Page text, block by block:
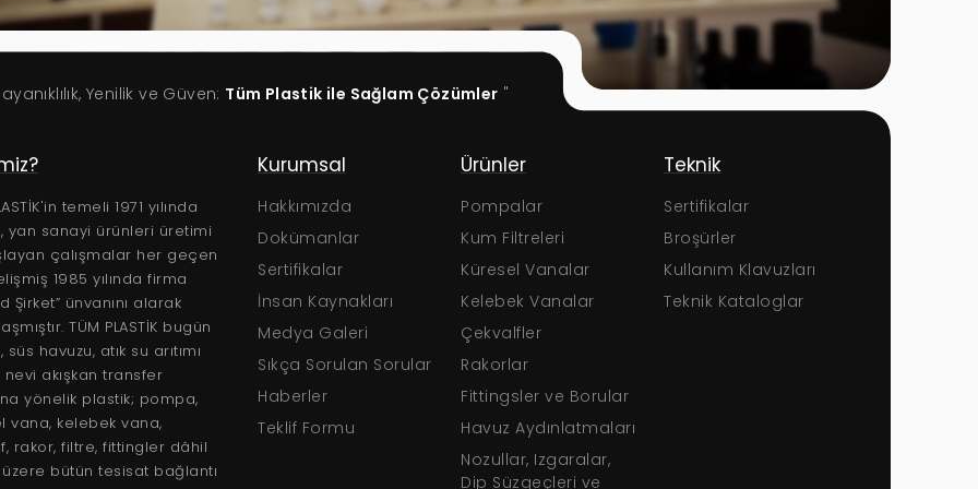
Yenilik ve Güven: Tüm Plastik ile Sağlam Çözümler "
temeli 1971 yılında
yan sanayi ürünleri üretimi
çalışmalar her geçen
1985 yılında firma
Şirket” ünvanını alarak
TÜM PLASTİK bugün
havuzu, atık su arıtımı
akışkan transfer
yönelik plastik; pompa,
vana, kelebek vana,
rakor, filtre, fittingler dâhil
bütün tesisat bağlantı
Teknik
Sertifikalar
Broşürler
Kullanım Klavuzları
Teknik Kataloglar
Kurumsal
Hakkımızda
Dokümanlar
Sertifikalar
İnsan Kaynakları
Medya Galeri
Sıkça Sorulan Sorular
Haberler
Teklif Formu
Ürünler
Pompalar
Kum Filtreleri
Küresel Vanalar
Kelebek Vanalar
Çekvalfler
Rakorlar
Fittingsler ve Borular
Havuz Aydınlatmaları
Nozullar, Izgaralar,
Dip Süzgeçleri ve
Teknik
Sertifikalar
Broşürler
Kullanım Klavuzları
Teknik Kataloglar